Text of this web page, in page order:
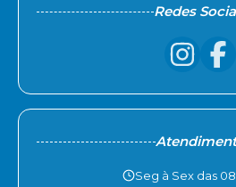
Redes
Seg à Sex das 08